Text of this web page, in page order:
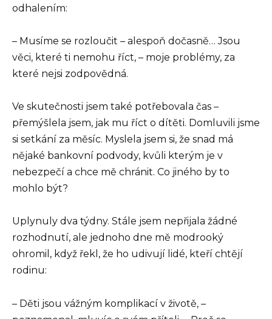
odhalením:
– Musíme se rozloučit – alespoň dočasně… Jsou
věci, které ti nemohu říct, – moje problémy, za
které nejsi zodpovědná.
Ve skutečnosti jsem také potřebovala čas –
přemýšlela jsem, jak mu říct o dítěti. Domluvili jsme
si setkání za měsíc. Myslela jsem si, že snad má
nějaké bankovní podvody, kvůli kterým je v
nebezpečí a chce mě chránit. Co jiného by to
mohlo být?
Uplynuly dva týdny. Stále jsem nepřijala žádné
rozhodnutí, ale jednoho dne mě modrooký
ohromil, když řekl, že ho udivují lidé, kteří chtějí
rodinu:
– Děti jsou vážným komplikací v životě, –